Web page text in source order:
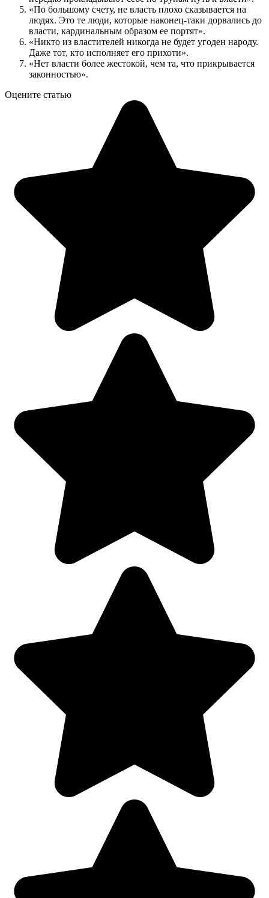
«По большому счету, не власть плохо сказывается на
людях. Это те люди, которые наконец-таки дорвались до
власти, кардинальным образом ее портят».
«Никто из властителей никогда не будет угоден народу.
Даже тот, кто исполняет его прихоти».
«Нет власти более жестокой, чем та, что прикрывается
законностью».
Оцените статью